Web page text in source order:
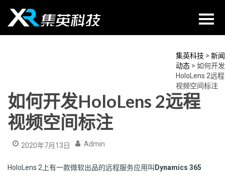
content
集英科技 > 新闻
动态 > 如何开发
HoloLens 2远程
视频空间标注
如何开发HoloLens 2远程
视频空间标注
2020年7月13日 Admin
HoloLens 2上有一款微软出品的远程服务应用叫Dynamics 365